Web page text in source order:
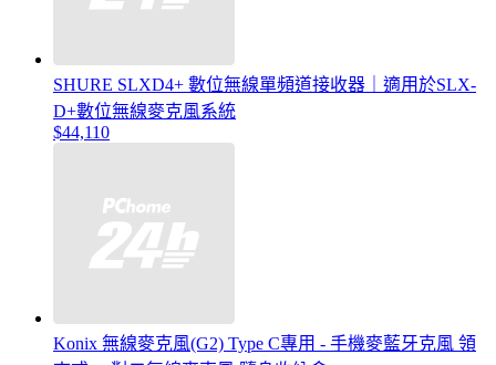
SHURE SLXD4+ 數位無線單頻道接收器｜適用於SLX-
D+數位無線麥克風系統
$44,110
Konix 無線麥克風(G2) Type C專用 - 手機麥藍牙克風 領